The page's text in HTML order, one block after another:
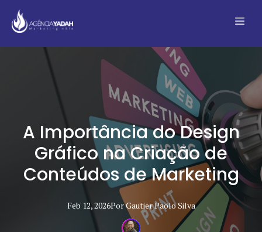
A Importância do Design
Gráfico na Criação de
Conteúdos de Marketing
Feb 12, 2026PorGautier PaoloSilva